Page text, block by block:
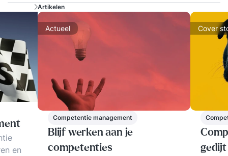
en
Artikelen
Actueel
Competentie management
Blijf werken aan je
competenties
Cover
gedijt